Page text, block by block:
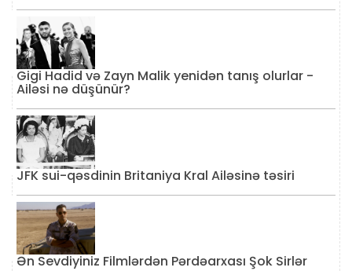
Gigi Hadid və Zayn Malik yenidən tanış olurlar -
Ailəsi nə düşünür?
JFK sui-qəsdinin Britaniya Kral Ailəsinə təsiri
Ən Sevdiyiniz Filmlərdən Pərdəarxası Şok Sirlər